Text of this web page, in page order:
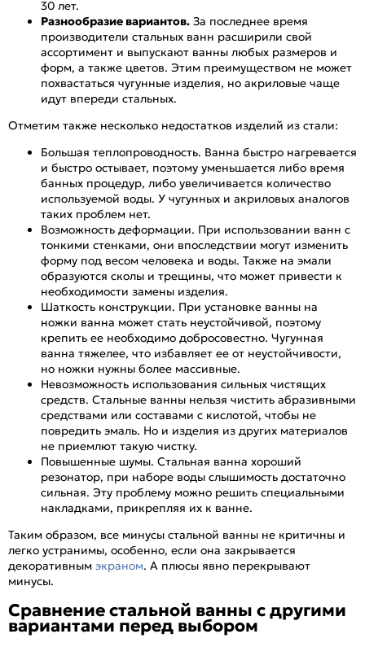
30 лет.
Разнообразие вариантов. За последнее время
производители стальных ванн расширили свой
ассортимент и выпускают ванны любых размеров и
форм, а также цветов. Этим преимуществом не может
похвастаться чугунные изделия, но акриловые чаще
идут впереди стальных.
Отметим также несколько недостатков изделий из стали:
Большая теплопроводность. Ванна быстро нагревается
и быстро остывает, поэтому уменьшается либо время
банных процедур, либо увеличивается количество
используемой воды. У чугунных и акриловых аналогов
таких проблем нет.
Возможность деформации. При использовании ванн с
тонкими стенками, они впоследствии могут изменить
форму под весом человека и воды. Также на эмали
образуются сколы и трещины, что может привести к
необходимости замены изделия.
Шаткость конструкции. При установке ванны на
ножки ванна может стать неустойчивой, поэтому
крепить ее необходимо добросовестно. Чугунная
ванна тяжелее, что избавляет ее от неустойчивости,
но ножки нужны более массивные.
Невозможность использования сильных чистящих
средств. Стальные ванны нельзя чистить абразивными
средствами или составами с кислотой, чтобы не
повредить эмаль. Но и изделия из других материалов
не приемлют такую чистку.
Повышенные шумы. Стальная ванна хороший
резонатор, при наборе воды слышимость достаточно
сильная. Эту проблему можно решить специальными
накладками, прикрепляя их к ванне.
Таким образом, все минусы стальной ванны не критичны и
легко устранимы, особенно, если она закрывается
декоративным экраном. А плюсы явно перекрывают
минусы.
Сравнение стальной ванны с другими
вариантами перед выбором